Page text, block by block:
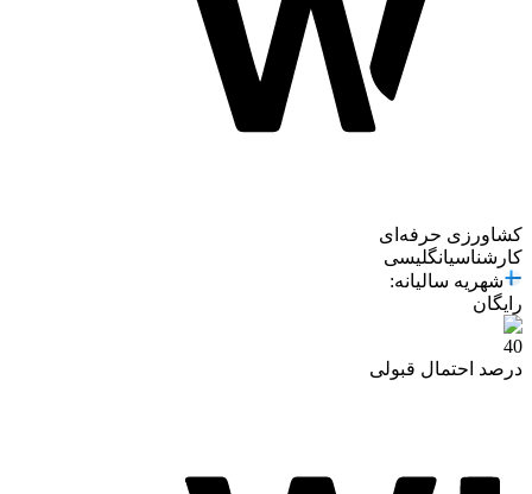
کشاورزی حرفه‌ای
کارشناسیانگلیسی
شهریه سالیانه:
رایگان
40
درصد احتمال قبولی